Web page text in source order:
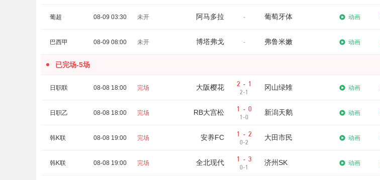
葡超 08-09 03:30 未开 阿马多拉 - 葡萄牙体 动画
巴西甲 08-09 08:00 未开 博塔弗戈 - 弗鲁米嫩 动画
已完场-5场
日职联 08-08 18:00 完场 大阪樱花 2 - 1
2-1
冈山绿雉 动画
日职乙 08-08 18:00 完场 RB大宫松 1 - 0
1-0
新潟天鹅 动画
韩K联 08-08 19:00 完场 安养FC 1 - 2
0-2
大田市民 动画
韩K联 08-08 19:00 完场 全北现代 1 - 3
0-1
济州SK 动画